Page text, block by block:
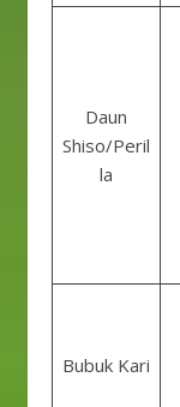
Daun
Shiso/Peril
la
Bubuk Kari